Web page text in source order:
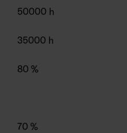
50000 h
35000 h
80 %
70 %